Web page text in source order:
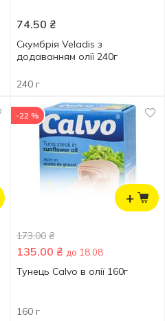
74.50 ₴
Скумбрія Veladis з
додаванням олії 240г
240 г
+
-22 %
173.00 ₴
135.00 ₴ до 18.08
Тунець Calvo в олії 160г
160 г